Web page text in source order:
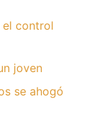
el control
joven
se ahogó